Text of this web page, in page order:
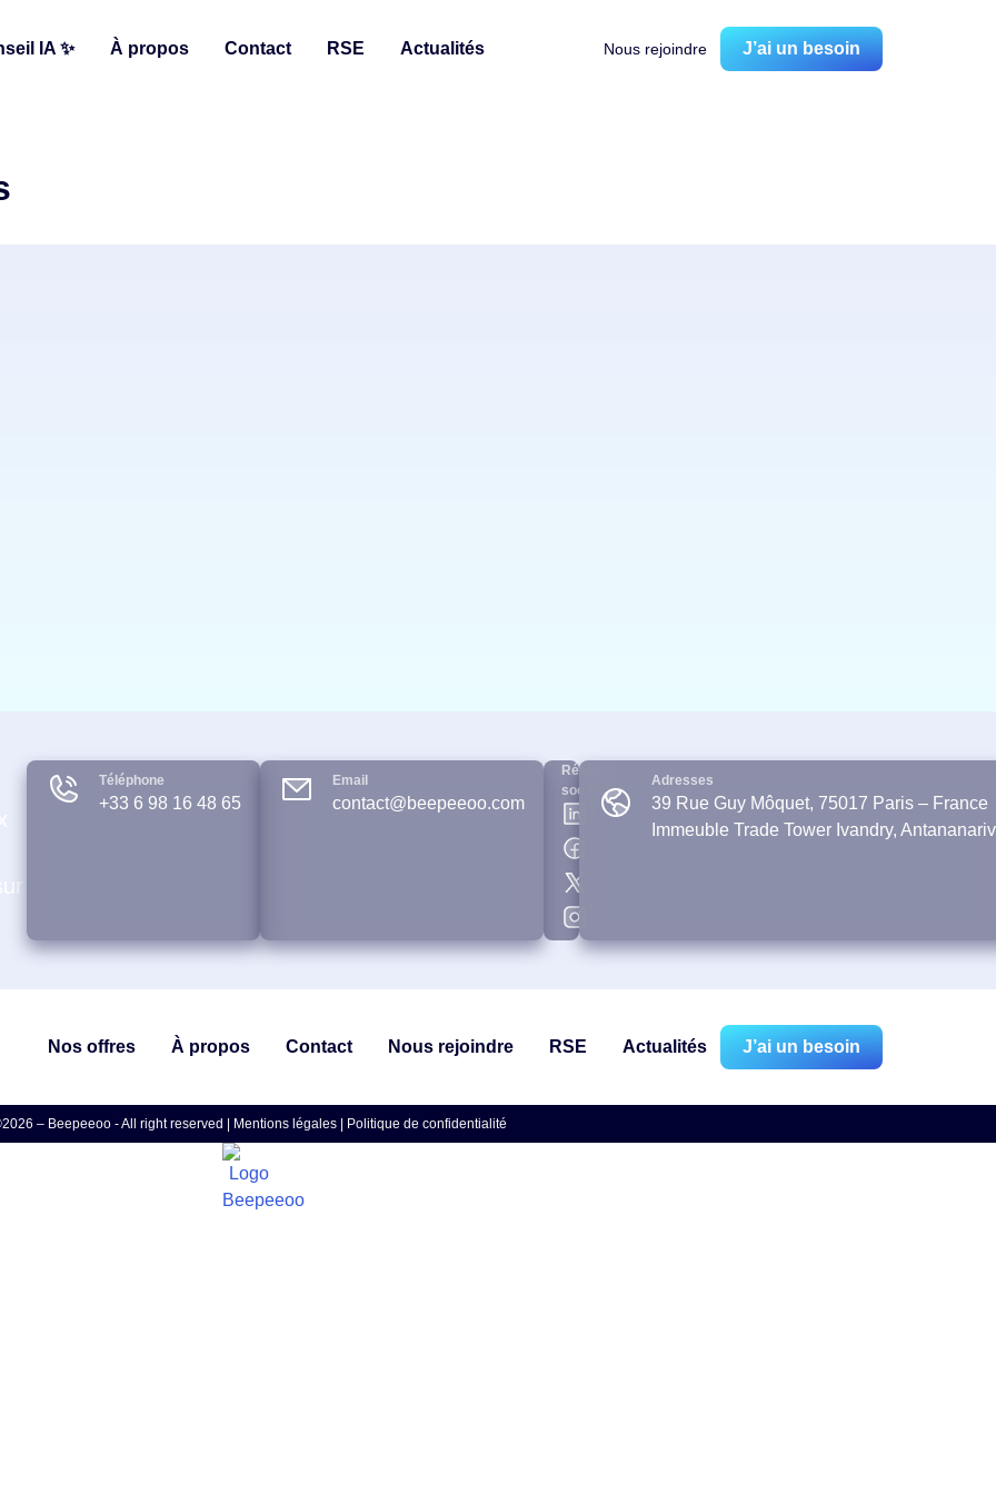
IA ✨ À propos Contact RSE Actualités Nous rejoindre J’ai un besoin
Téléphone
+33 6 98 16 48 65
Email
contact@beepeeoo.com
Réseaux
sociaux
Adresses
39 Rue Guy Môquet, 75017 Paris – France
Immeuble Trade Tower Ivandry,
Nos offres À propos Contact Nous rejoindre RSE Actualités J’ai un besoin
– Beepeeoo - All right reserved | Mentions légales| Politique de confidentialité